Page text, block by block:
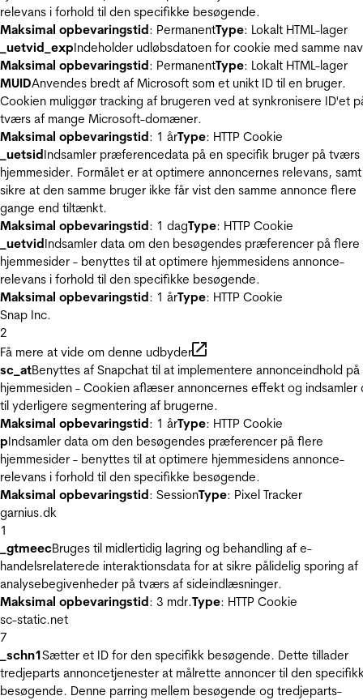
relevans i forhold til den specifikke besøgende.
Maksimal opbevaringstid: PermanentType: Lokalt HTML-lager
_uetvid_expIndeholder udløbsdatoen for cookie med samme
Maksimal opbevaringstid: PermanentType: Lokalt HTML-lager
MUIDAnvendes bredt af Microsoft som et unikt ID til en bruger.
Cookien muliggør tracking af brugeren ved at synkronisere ID'et
tværs af mange Microsoft-domæner.
Maksimal opbevaringstid: 1 årType: HTTP Cookie
_uetsidIndsamler præferencedata på en specifik bruger på tværs
hjemmesider. Formålet er at optimere annoncernes relevans, samt
sikre at den samme bruger ikke får vist den samme annonce flere
gange end tiltænkt.
Maksimal opbevaringstid: 1 dagType: HTTP Cookie
_uetvidIndsamler data om den besøgendes præferencer på flere
hjemmesider - benyttes til at optimere hjemmesidens annonce-
relevans i forhold til den specifikke besøgende.
Maksimal opbevaringstid: 1 årType: HTTP Cookie
Snap Inc.
2
Få mere at vide om denne udbyder
sc_atBenyttes af Snapchat til at implementere annonceindhold på
hjemmesiden - Cookien aflæser annoncernes effekt og indsamler
til yderligere segmentering af brugerne.
Maksimal opbevaringstid: 1 årType: HTTP Cookie
pIndsamler data om den besøgendes præferencer på flere
hjemmesider - benyttes til at optimere hjemmesidens annonce-
relevans i forhold til den specifikke besøgende.
Maksimal opbevaringstid: SessionType: Pixel Tracker
garnius.dk
1
_gtmeecBruges til midlertidig lagring og behandling af e-
handelsrelaterede interaktionsdata for at sikre pålidelig sporing af
analysebegivenheder på tværs af sideindlæsninger.
Maksimal opbevaringstid: 3 mdr.Type: HTTP Cookie
sc-static.net
7
_schn1Sætter et ID for den specifikk besøgende. Dette tillader
tredjeparts annoncetjenester at målrette annoncer til den
besøgende. Denne parring mellem besøgende og tredjeparts-